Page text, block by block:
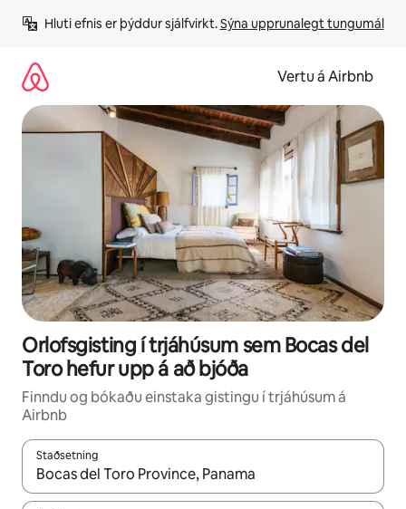
beint
Hluti efnis er þýddur sjálfvirkt. Sýna upprunalegt tungumál
Vertu á Airbnb
Orlofsgisting í trjáhúsum sem Bocas del
Toro hefur upp á að bjóða
Finndu og bókaðu einstaka gistingu í trjáhúsum á
Airbnb
Staðsetning
Þegar niðurstöður liggja fyrir skaltu nota upp og niður